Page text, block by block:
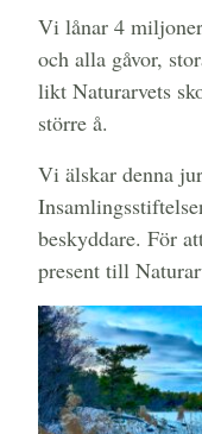
Vi lånar 4
och alla gåvor,
likt Naturarvets
större å.
Vi älskar denna
beskyddare. För
present till